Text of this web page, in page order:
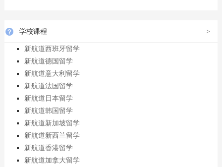
学校课程 >
新航道西班牙留学
新航道德国留学
新航道意大利留学
新航道法国留学
新航道日本留学
新航道韩国留学
新航道新加坡留学
新航道新西兰留学
新航道香港留学
新航道加拿大留学